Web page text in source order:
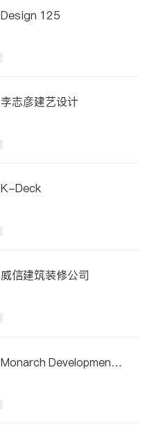
Design 125
李志彦建艺设计
K-Deck
威信建筑装修公司
Monarch Development